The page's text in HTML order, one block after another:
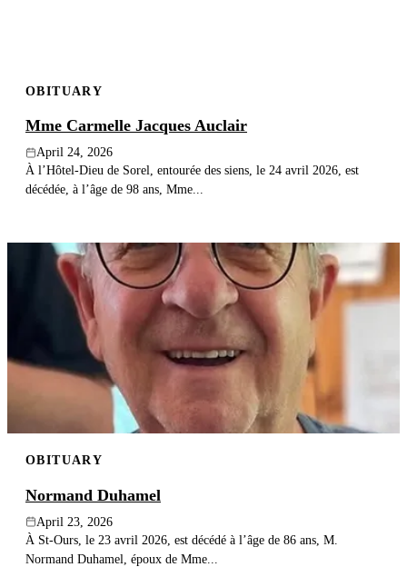
OBITUARY
Mme Carmelle Jacques Auclair
April 24, 2026
À l’Hôtel-Dieu de Sorel, entourée des siens, le 24 avril 2026, est
décédée, à l’âge de 98 ans, Mme...
OBITUARY
Normand Duhamel
April 23, 2026
À St-Ours, le 23 avril 2026, est décédé à l’âge de 86 ans, M.
Normand Duhamel, époux de Mme...